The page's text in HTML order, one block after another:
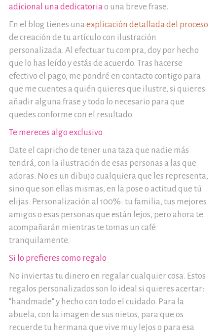
adicional una dedicatoriao una breve frase.
En el blog tienes una explicación detallada del proceso
de creación de tu artículo con ilustración
personalizada. Al efectuar tu compra, doy por hecho
que lo has leído y estás de acuerdo. Tras hacerse
efectivo el pago, me pondré en contacto contigo para
que me cuentes a quién quieres que ilustre, si quieres
añadir alguna frase y todo lo necesario para que
quedes conforme con el resultado.
Te mereces algo exclusivo
Date el capricho de tener una taza que nadie más
tendrá, con la ilustración de esas personas a las que
adoras. No es un dibujo cualquiera que les representa,
sino que son ellas mismas, en la pose o actitud que tú
elijas. Personalización al 100%: tu familia, tus mejores
amigos o esas personas que están lejos, pero ahora te
acompañarán mientras te tomas un café
tranquilamente.
Si lo prefieres como regalo
No inviertas tu dinero en regalar cualquier cosa. Estos
regalos personalizados son lo ideal si quieres acertar:
"handmade" y hecho con todo el cuidado. Para la
abuela, con la imagen de sus nietos, para que os
recuerde tu hermana que vive muy lejos o para esa